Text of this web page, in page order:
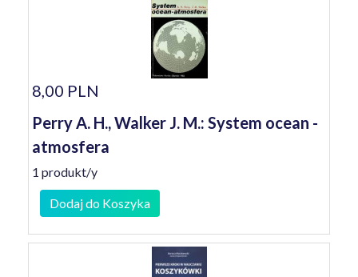
8,00 PLN
Perry A. H., Walker J. M.: System ocean -
atmosfera
1 produkt/y
Dodaj do Koszyka